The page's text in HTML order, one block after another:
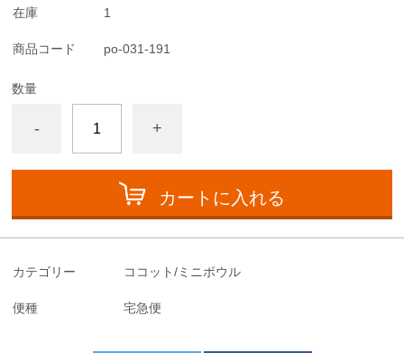
在庫 1
商品コード po-031-191
数量
- +
カートに入れる
カテゴリー ココット/ミニボウル
便種 宅急便